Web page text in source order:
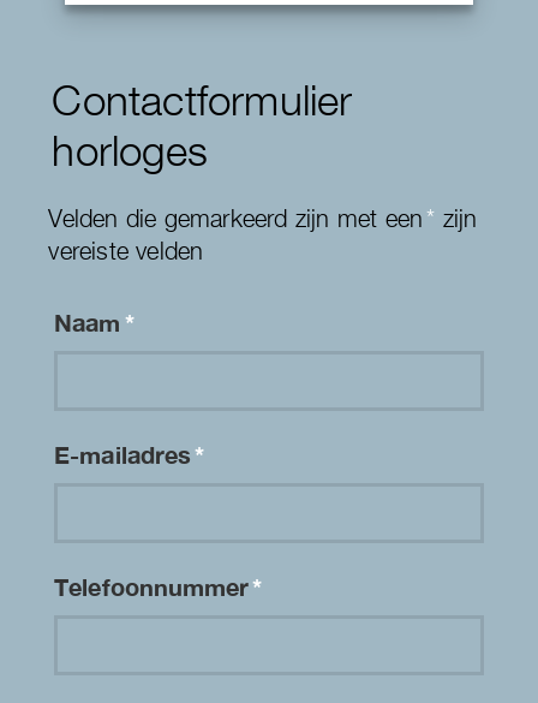
Contactformulier
horloges
Velden die gemarkeerd zijn met een* zijn
vereiste velden
Naam*
E-mailadres*
Telefoonnummer*